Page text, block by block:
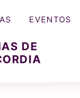
DE
EVENTOS